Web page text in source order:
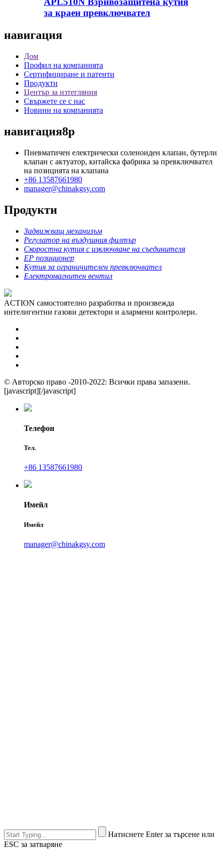
за краен превключвател
навигация
Дом
Профил на компанията
Сертифициране и патенти
Продукти
Център за изтегляния
Свържете се с нас
Новини на компанията
навигация8p
Пневматичен електрически соленоиден клапан, бутерли
клапан с актуатор, китайска фабрика за превключвател
на позицията на клапана
+86 13587661980
manager@chinakgsy.com
Продукти
Задвижващ механизъм
Регулатор на въздушния филтър
Скоростна кутия с изключване на съединителя
EP позиционер
Кутия за ограничителен превключвател
Електромагнитен вентил
ACTION самостоятелно разработва и произвежда
интелигентни газови детектори и алармени контролери.
© Авторско право -2010-2022: Всички права запазени.
[javascript][/javascript]
Телефон
Тел.
+86 13587661980
Имейл
Имейл
manager@chinakgsy.com
Натиснете Enter за търсене или
ESC за затваряне